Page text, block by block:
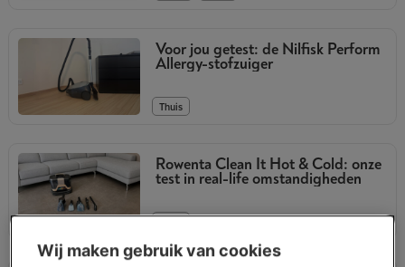
Voor jou getest: de Nilfisk Perform
Allergy-stofzuiger
Thuis
Rowenta Clean It Hot & Cold: onze
test in real-life omstandigheden
Thuis
Wij maken gebruik van cookies